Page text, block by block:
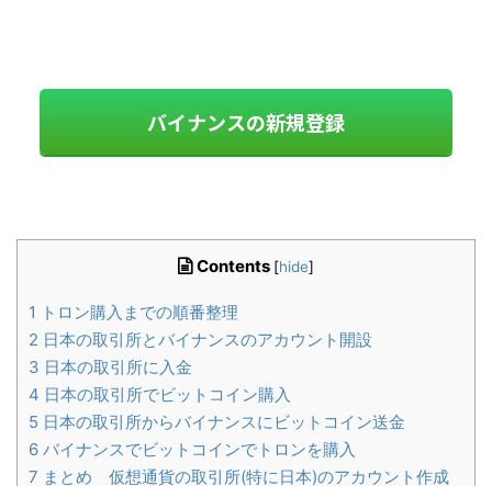
バイナンスの新規登録
Contents [hide]
1 トロン購入までの順番整理
2 日本の取引所とバイナンスのアカウント開設
3 日本の取引所に入金
4 日本の取引所でビットコイン購入
5 日本の取引所からバイナンスにビットコイン送金
6 バイナンスでビットコインでトロンを購入
7 まとめ 仮想通貨の取引所(特に日本)のアカウント作成